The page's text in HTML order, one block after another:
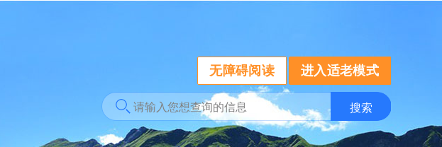
无障碍阅读 进入适老模式